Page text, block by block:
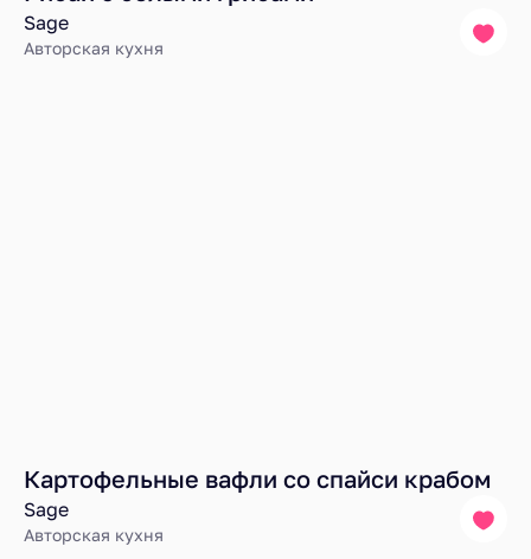
Sage
Авторская кухня
Картофельные вафли со спайси крабом
Sage
Авторская кухня